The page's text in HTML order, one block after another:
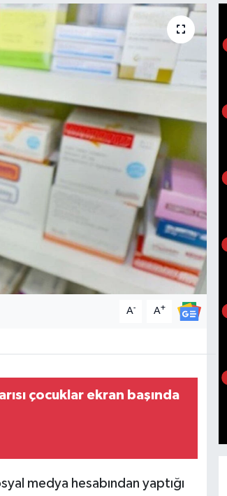
A- A+
çocuklar ekran başında
medya hesabından yaptığı